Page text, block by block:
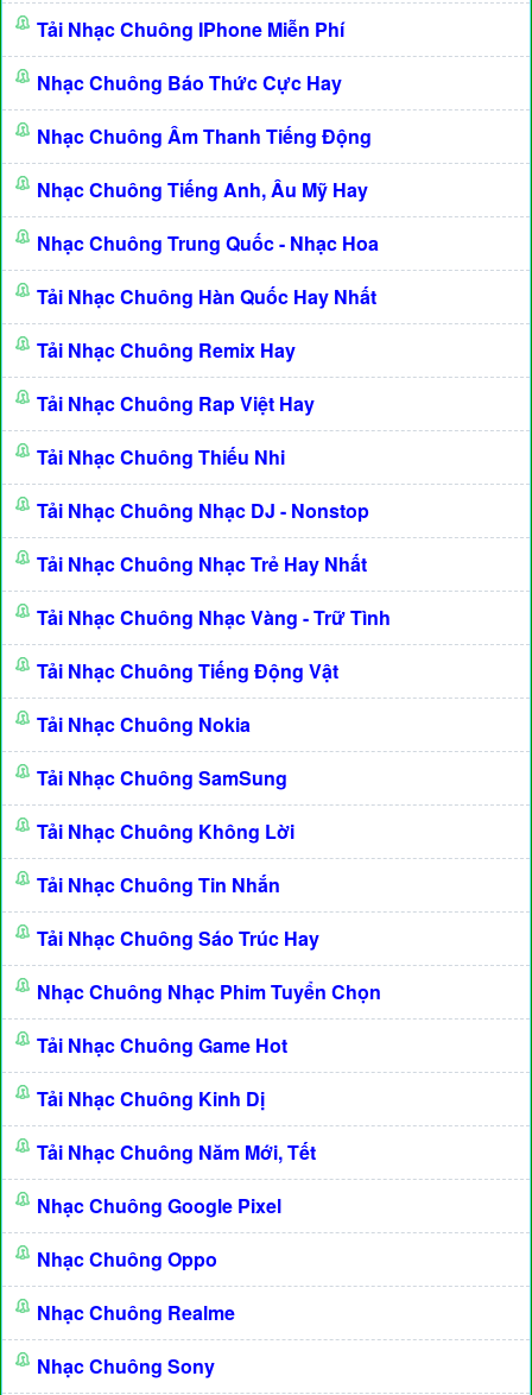
Tải Nhạc Chuông IPhone Miễn Phí
Nhạc Chuông Báo Thức Cực Hay
Nhạc Chuông Âm Thanh Tiếng Động
Nhạc Chuông Tiếng Anh, Âu Mỹ Hay
Nhạc Chuông Trung Quốc - Nhạc Hoa
Tải Nhạc Chuông Hàn Quốc Hay Nhất
Tải Nhạc Chuông Remix Hay
Tải Nhạc Chuông Rap Việt Hay
Tải Nhạc Chuông Thiếu Nhi
Tải Nhạc Chuông Nhạc DJ - Nonstop
Tải Nhạc Chuông Nhạc Trẻ Hay Nhất
Tải Nhạc Chuông Nhạc Vàng - Trữ Tình
Tải Nhạc Chuông Tiếng Động Vật
Tải Nhạc Chuông Nokia
Tải Nhạc Chuông SamSung
Tải Nhạc Chuông Không Lời
Tải Nhạc Chuông Tin Nhắn
Tải Nhạc Chuông Sáo Trúc Hay
Nhạc Chuông Nhạc Phim Tuyển Chọn
Tải Nhạc Chuông Game Hot
Tải Nhạc Chuông Kinh Dị
Tải Nhạc Chuông Năm Mới, Tết
Nhạc Chuông Google Pixel
Nhạc Chuông Oppo
Nhạc Chuông Realme
Nhạc Chuông Sony